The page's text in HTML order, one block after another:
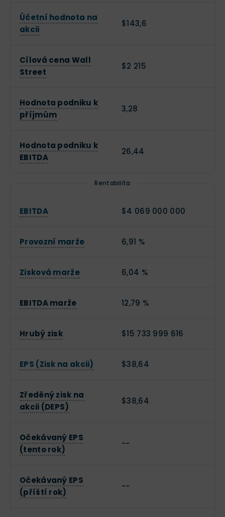
Účetní hodnota na
akcii
$143,6
Cílová cena Wall
Street
$2 215
Hodnota podniku k
příjmům
3,28
Hodnota podniku k
EBITDA
26,44
Rentabilita
EBITDA $4 069 000 000
Provozní marže 6,91 %
Zisková marže 6,04 %
EBITDA marže 12,79 %
Hrubý zisk $15 733 999 616
EPS (Zisk na akcii) $38,64
Zředěný zisk na
akcii (DEPS)
$38,64
Očekávaný EPS
(tento rok)
--
Očekávaný EPS
(příští rok)
--